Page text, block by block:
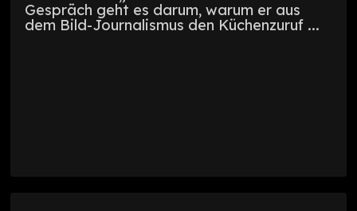
Gespräch geht es darum, warum er aus
dem Bild-Journalismus den Küchenzuruf ...